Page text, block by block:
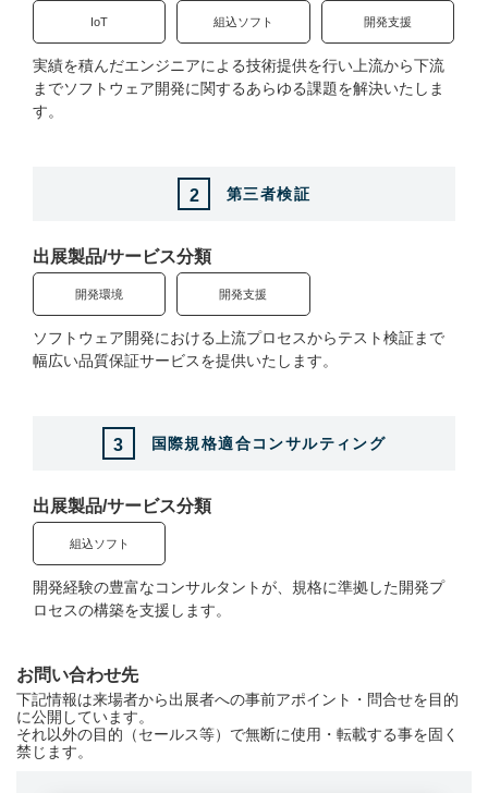
IoT 組込ソフト 開発支援
実績を積んだエンジニアによる技術提供を行い上流から下流
までソフトウェア開発に関するあらゆる課題を解決いたしま
す。
2 第三者検証
出展製品/サービス分類
開発環境 開発支援
ソフトウェア開発における上流プロセスからテスト検証まで
幅広い品質保証サービスを提供いたします。
3 国際規格適合コンサルティング
出展製品/サービス分類
組込ソフト
開発経験の豊富なコンサルタントが、規格に準拠した開発プ
ロセスの構築を支援します。
お問い合わせ先
下記情報は来場者から出展者への事前アポイント・問合せを目的
に公開しています。
それ以外の目的（セールス等）で無断に使用・転載する事を固く
禁じます。
画像認識 AI Expo 2025 Fall
オートモーティブ ソフトウエア エキスポ
オープンイノベーションサミット横浜
チップミュージアム mini#
EdgeTech+ フェスタ
ETロボコン2025
セミナープログラム
仮説検証ブートキャンプ
ご来場・事前登録について（FAQ）
AiMeet（展示会場内資料ダウンロード）利用方法
来場登録用紙ダウンロード（PDF）
アーカイブ配信視聴について
出展案内
プレス
プレスの皆様へ